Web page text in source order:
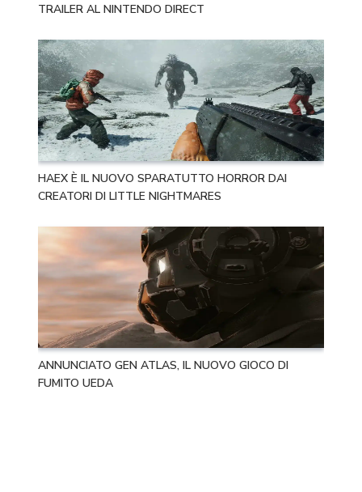
TRAILER AL NINTENDO DIRECT
HAEX È IL NUOVO SPARATUTTO HORROR DAI
CREATORI DI LITTLE NIGHTMARES
ANNUNCIATO GEN ATLAS, IL NUOVO GIOCO DI
FUMITO UEDA